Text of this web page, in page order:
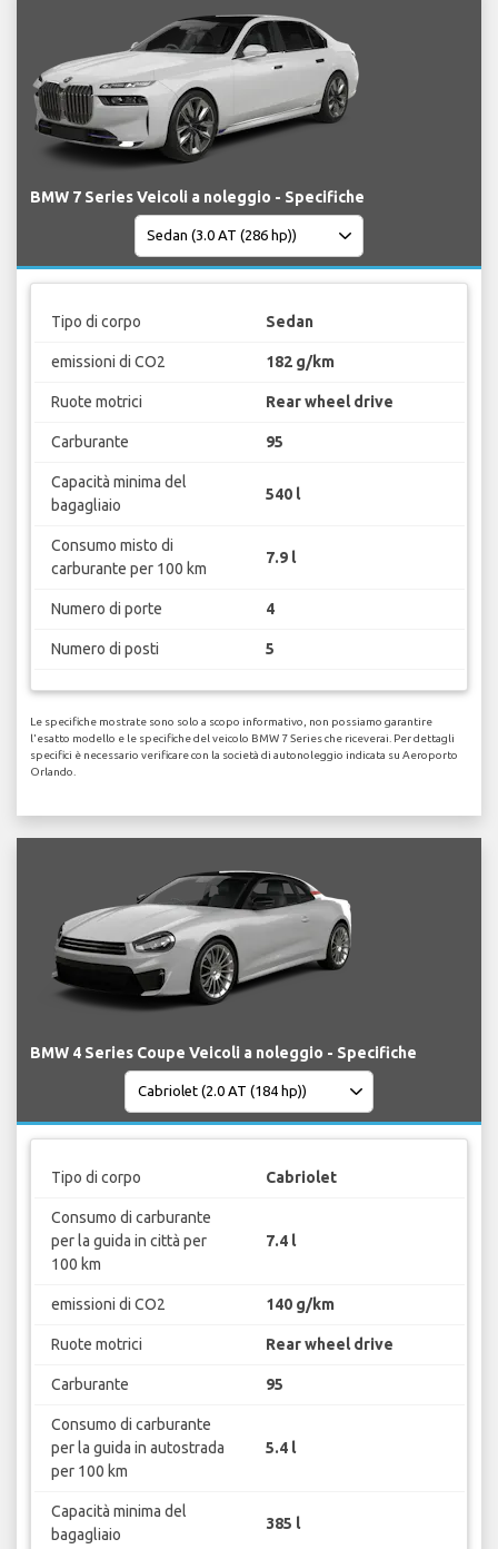
BMW 7 Series Veicoli a noleggio - Specifiche
Tipo di corpo Sedan
emissioni di CO2 182 g/km
Ruote motrici Rear wheel drive
Carburante 95
Capacità minima del
bagagliaio
540 l
Consumo misto di
carburante per 100 km
7.9 l
Numero di porte 4
Numero di posti 5
Le specifiche mostrate sono solo a scopo informativo, non possiamo garantire
l'esatto modello e le specifiche del veicolo BMW 7 Series che riceverai. Per dettagli
specifici è necessario verificare con la società di autonoleggio indicata su Aeroporto
Orlando.
BMW 4 Series Coupe Veicoli a noleggio - Specifiche
Tipo di corpo Cabriolet
Consumo di carburante
per la guida in città per
100 km
7.4 l
emissioni di CO2 140 g/km
Ruote motrici Rear wheel drive
Carburante 95
Consumo di carburante
per la guida in autostrada
per 100 km
5.4 l
Capacità minima del
bagagliaio
385 l